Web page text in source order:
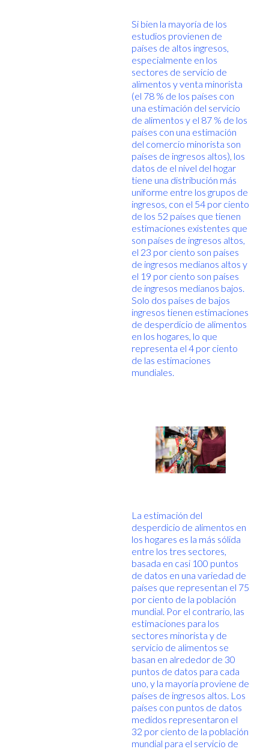
Si bien la mayoría de los
estudios provienen de
países de altos ingresos,
especialmente en los
sectores de servicio de
alimentos y venta minorista
(el 78 % de los países con
una estimación del servicio
de alimentos y el 87 % de los
países con una estimación
del comercio minorista son
países de ingresos altos), los
datos de el nivel del hogar
tiene una distribución más
uniforme entre los grupos de
ingresos, con el 54 por ciento
de los 52 países que tienen
estimaciones existentes que
son países de ingresos altos,
el 23 por ciento son países
de ingresos medianos altos y
el 19 por ciento son países
de ingresos medianos bajos.
Solo dos países de bajos
ingresos tienen estimaciones
de desperdicio de alimentos
en los hogares, lo que
representa el 4 por ciento
de las estimaciones
mundiales.
La estimación del
desperdicio de alimentos en
los hogares es la más sólida
entre los tres sectores,
basada en casi 100 puntos
de datos en una variedad de
países que representan el 75
por ciento de la población
mundial. Por el contrario, las
estimaciones para los
sectores minorista y de
servicio de alimentos se
basan en alrededor de 30
puntos de datos para cada
uno, y la mayoría proviene de
países de ingresos altos. Los
países con puntos de datos
medidos representaron el
32 por ciento de la población
mundial para el servicio de